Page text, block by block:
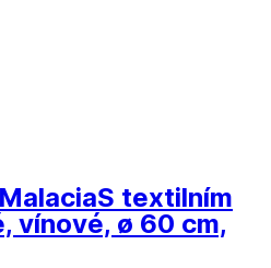
S textilním
vínové, ø 60 cm,